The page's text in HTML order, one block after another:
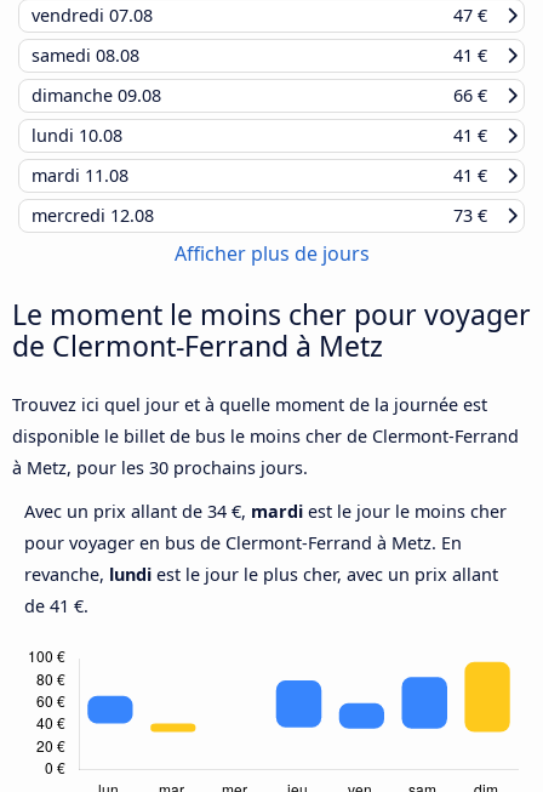
vendredi 07.08
47 €
samedi 08.08
41 €
dimanche 09.08
66 €
lundi 10.08
41 €
mardi 11.08
41 €
mercredi 12.08 73 €
Afficher plus de jours
Le moment le moins cher pour voyager
de Clermont-Ferrand à Metz
Trouvez ici quel jour et à quelle moment de la journée est
disponible le billet de bus le moins cher de Clermont-Ferrand
à Metz, pour les 30 prochains jours.
Avec un prix allant de 34 €, mardi est le jour le moins cher
pour voyager en bus de Clermont-Ferrand à Metz. En
revanche, lundi est le jour le plus cher, avec un prix allant
de 41 €.